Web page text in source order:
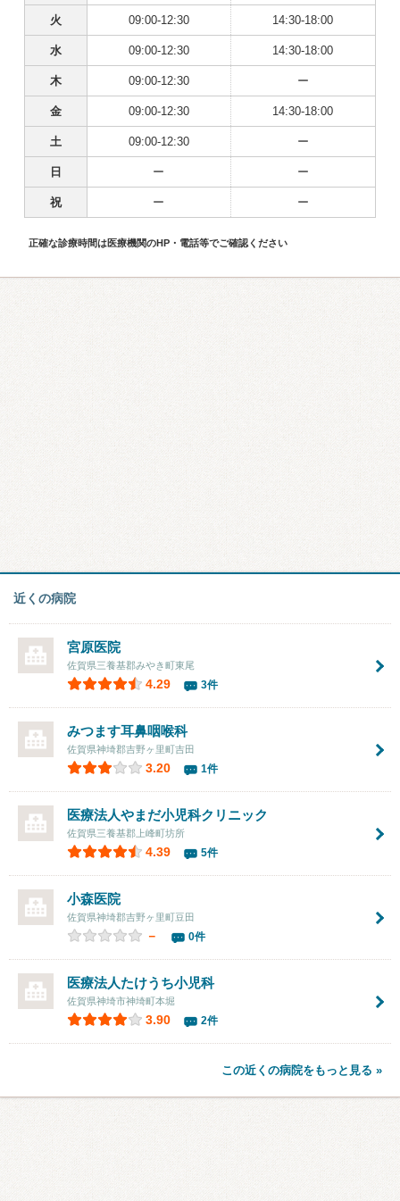
火 09:00-12:30 14:30-18:00
水 09:00-12:30 14:30-18:00
木 09:00-12:30 ー
金 09:00-12:30 14:30-18:00
土 09:00-12:30 ー
日 ー ー
祝 ー ー
正確な診療時間は医療機関のHP・電話等でご確認ください
近くの病院
宮原医院
佐賀県三養基郡みやき町東尾
4.29 3件
みつます耳鼻咽喉科
佐賀県神埼郡吉野ヶ里町吉田
3.20 1件
医療法人やまだ小児科クリニック
佐賀県三養基郡上峰町坊所
4.39 5件
小森医院
佐賀県神埼郡吉野ヶ里町豆田
－ 0件
医療法人たけうち小児科
佐賀県神埼市神埼町本堀
3.90 2件
この近くの病院をもっと見る »